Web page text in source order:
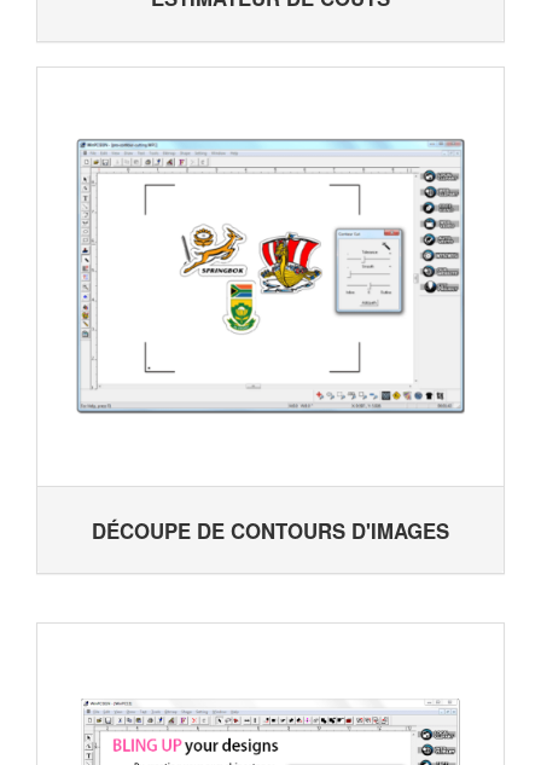
DÉCOUPE DE CONTOURS D'IMAGES